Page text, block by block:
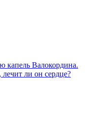
капель Валокордина.
лечит ли он сердце?